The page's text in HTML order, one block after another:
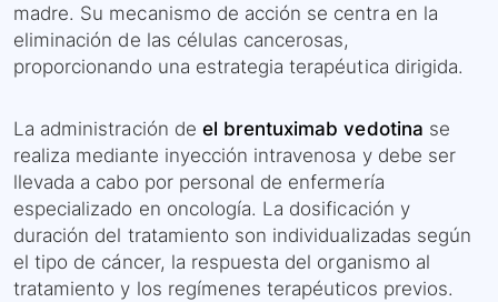
madre. Su mecanismo de acción se centra en la
eliminación de las células cancerosas,
proporcionando una estrategia terapéutica dirigida.
La administración de el brentuximab vedotina se
realiza mediante inyección intravenosa y debe ser
llevada a cabo por personal de enfermería
especializado en oncología. La dosificación y
duración del tratamiento son individualizadas según
el tipo de cáncer, la respuesta del organismo al
tratamiento y los regímenes terapéuticos previos.